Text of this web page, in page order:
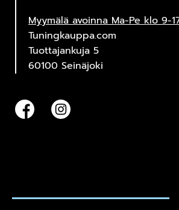
Myymälä avoinna Ma-Pe klo 9-
Tuningkauppa.com
Tuottajankuja 5
60100 Seinäjoki